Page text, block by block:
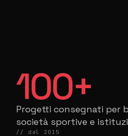
100+
Progetti consegnati per
società sportive e
// dal 2015